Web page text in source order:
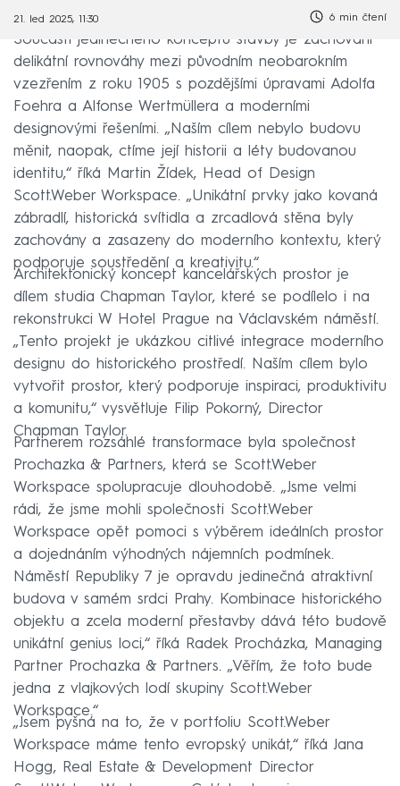
21. led 2025, 11:30 6 min čtení
Součástí jedinečného konceptu stavby je zachování
delikátní rovnováhy mezi původním neobarokním
vzezřením z roku 1905 s pozdějšími úpravami Adolfa
Foehra a Alfonse Wertmüllera a moderními
designovými řešeními. „Naším cílem nebylo budovu
měnit, naopak, ctíme její historii a léty budovanou
identitu,“ říká Martin Žídek, Head of Design
Scott.Weber Workspace. „Unikátní prvky jako kovaná
zábradlí, historická svítidla a zrcadlová stěna byly
zachovány a zasazeny do moderního kontextu, který
podporuje soustředění a kreativitu.“
Architektonický koncept kancelářských prostor je
dílem studia Chapman Taylor, které se podílelo i na
rekonstrukci W Hotel Prague na Václavském náměstí.
„Tento projekt je ukázkou citlivé integrace moderního
designu do historického prostředí. Naším cílem bylo
vytvořit prostor, který podporuje inspiraci, produktivitu
a komunitu,“ vysvětluje Filip Pokorný, Director
Chapman Taylor.
Partnerem rozsáhlé transformace byla společnost
Prochazka & Partners, která se Scott.Weber
Workspace spolupracuje dlouhodobě. „Jsme velmi
rádi, že jsme mohli společnosti Scott.Weber
Workspace opět pomoci s výběrem ideálních prostor
a dojednáním výhodných nájemních podmínek.
Náměstí Republiky 7 je opravdu jedinečná atraktivní
budova v samém srdci Prahy. Kombinace historického
objektu a zcela moderní přestavby dává této budově
unikátní genius loci,“ říká Radek Procházka, Managing
Partner Prochazka & Partners. „Věřím, že toto bude
jedna z vlajkových lodí skupiny Scott.Weber
Workspace.“
„Jsem pyšná na to, že v portfoliu Scott.Weber
Workspace máme tento evropský unikát,“ říká Jana
Hogg, Real Estate & Development Director